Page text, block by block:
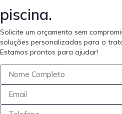
piscina.
Solicite um orçamento sem
soluções personalizadas para o
Estamos prontos para ajudar!